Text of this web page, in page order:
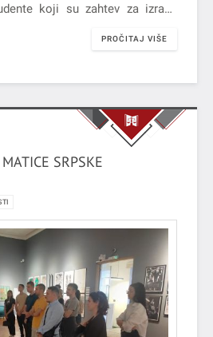
koji su zahtev za izradu
PROČITAJ VIŠE
SRPSKE